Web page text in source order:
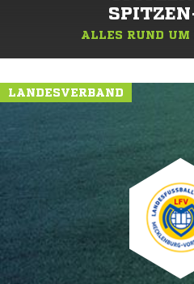
ALLES RUND UM
LANDESVERBAND